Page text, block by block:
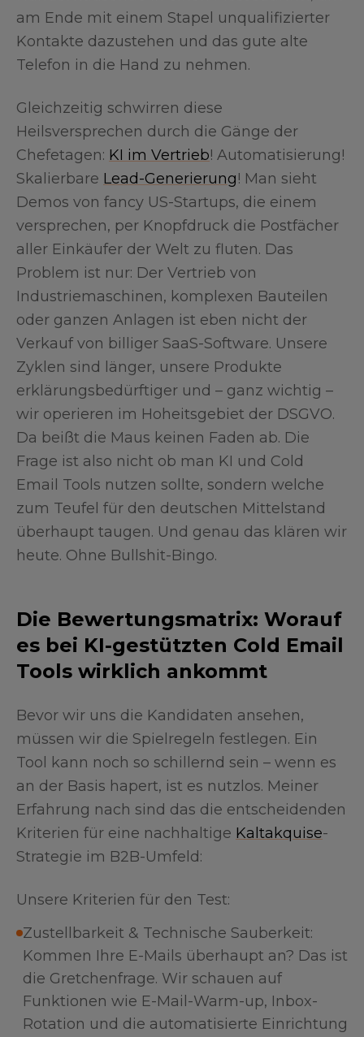
am Ende mit einem Stapel unqualifizierter
Kontakte dazustehen und das gute alte
Telefon in die Hand zu nehmen.
Gleichzeitig schwirren diese
Heilsversprechen durch die Gänge der
Chefetagen: KI im Vertrieb! Automatisierung!
Skalierbare Lead-Generierung! Man sieht
Demos von fancy US-Startups, die einem
versprechen, per Knopfdruck die Postfächer
aller Einkäufer der Welt zu fluten. Das
Problem ist nur: Der Vertrieb von
Industriemaschinen, komplexen Bauteilen
oder ganzen Anlagen ist eben nicht der
Verkauf von billiger SaaS-Software. Unsere
Zyklen sind länger, unsere Produkte
erklärungsbedürftiger und – ganz wichtig –
wir operieren im Hoheitsgebiet der DSGVO.
Da beißt die Maus keinen Faden ab. Die
Frage ist also nicht ob man KI und Cold
Email Tools nutzen sollte, sondern welche
zum Teufel für den deutschen Mittelstand
überhaupt taugen. Und genau das klären wir
heute. Ohne Bullshit-Bingo.
Die Bewertungsmatrix: Worauf
es bei KI-gestützten Cold Email
Tools wirklich ankommt
Bevor wir uns die Kandidaten ansehen,
müssen wir die Spielregeln festlegen. Ein
Tool kann noch so schillernd sein – wenn es
an der Basis hapert, ist es nutzlos. Meiner
Erfahrung nach sind das die entscheidenden
Kriterien für eine nachhaltige Kaltakquise-
Strategie im B2B-Umfeld:
Unsere Kriterien für den Test:
Zustellbarkeit & Technische Sauberkeit:
Kommen Ihre E-Mails überhaupt an? Das ist
die Gretchenfrage. Wir schauen auf
Funktionen wie E-Mail-Warm-up, Inbox-
Rotation und die automatisierte Einrichtung